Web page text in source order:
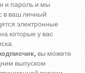
и пароль и мы
в ваш личный
электронные
которые у вас
вы можете
выпуском